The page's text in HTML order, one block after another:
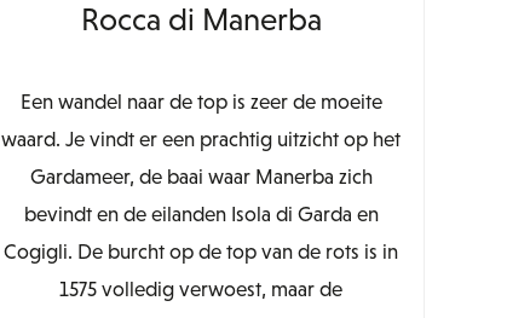
Rocca di Manerba
Een wandel naar de top is zeer de moeite
waard. Je vindt er een prachtig uitzicht op het
Gardameer, de baai waar Manerba zich
bevindt en de eilanden Isola di Garda en
Cogigli. De burcht op de top van de rots is in
1575 volledig verwoest, maar de